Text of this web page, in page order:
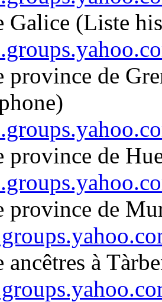
Galice (Liste
province de
province de
province de
ancêtres à